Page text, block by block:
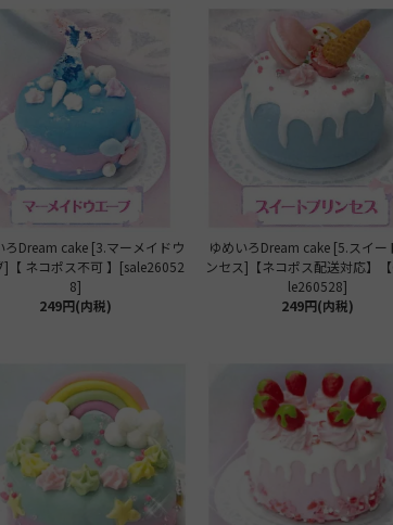
ろDream cake [3.マーメイドウ
]【 ネコポス不可 】[sale26052
8]
249円(内税)
ゆめいろDream cake [5.スイー
ンセス]【ネコポス配送対応】
le260528]
249円(内税)